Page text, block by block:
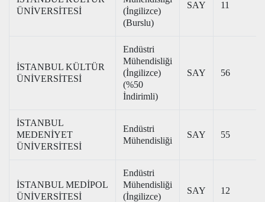
ÜNİVERSİTESİ
(İngilizce)
(Burslu)
SAY 11
İSTANBUL KÜLTÜR
ÜNİVERSİTESİ
Endüstri
Mühendisliği
(İngilizce)
(%50
İndirimli)
SAY 56
İSTANBUL
MEDENİYET
ÜNİVERSİTESİ
Endüstri
Mühendisliği
SAY 55
İSTANBUL MEDİPOL
ÜNİVERSİTESİ
Endüstri
Mühendisliği
(İngilizce)
SAY 12